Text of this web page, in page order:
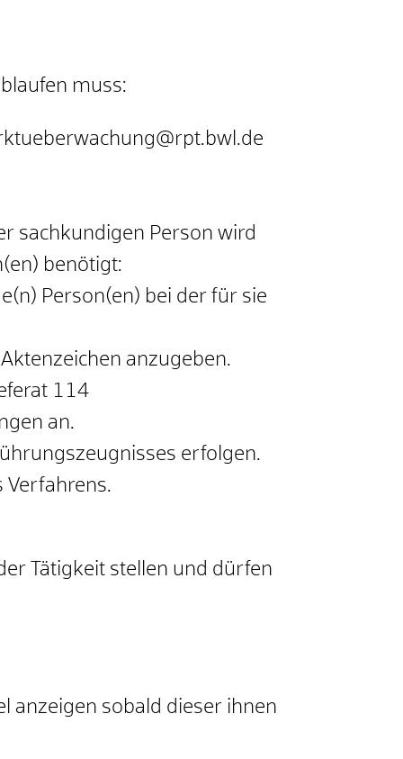
muss:
sachkundigen Person wird
benötigt:
Person(en) bei der für sie
anzugeben.
114
an.
erfolgen.
Verfahrens.
Tätigkeit stellen und dürfen
anzeigen sobald dieser ihnen